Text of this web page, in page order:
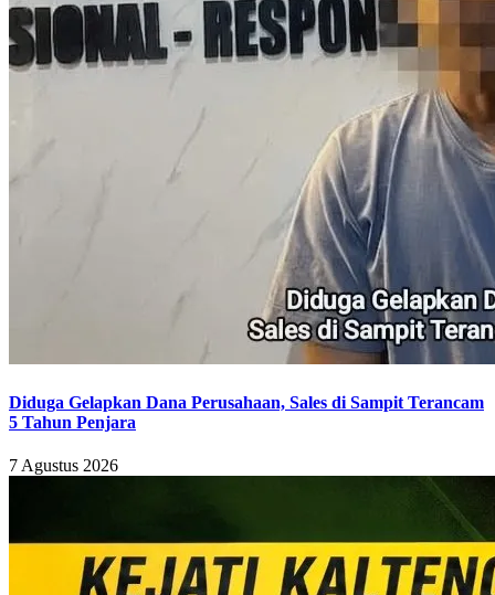
Diduga Gelapkan Dana Perusahaan, Sales di Sampit Terancam
5 Tahun Penjara
7 Agustus 2026